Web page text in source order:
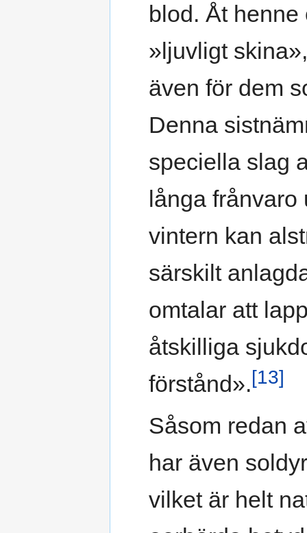
blod. Åt
»ljuvligt
även för dem
Denna
speciella slag
långa
vintern kan
särskilt
omtalar att
åtskilliga
förstånd».[13]
Såsom redan
har även
vilket är helt